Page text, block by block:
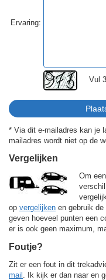
Ervaring:
Vul
* Via dit e-mailadres kan je
mailadres wordt niet op de
Vergelijken
Om
op vergelijken en gebruik
geven hoeveel punten een
er is ook geen maximum,
Foutje?
Zit er een fout in dit
mail
. Ik kijk er dan naar en